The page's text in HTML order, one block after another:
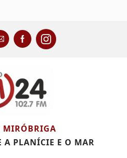
MIRÓBRIGA
A PLANÍCIE E O MAR